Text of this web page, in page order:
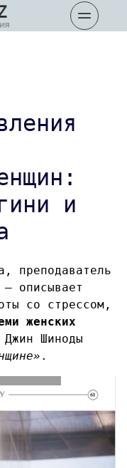
и
преподаватель
описывает
со стрессом,
женских
Шиноды
.